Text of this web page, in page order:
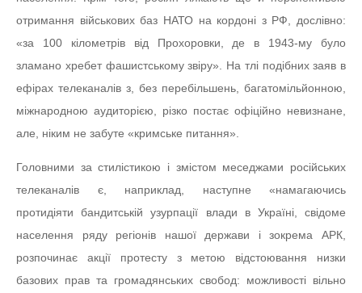
отримання військових баз НАТО на кордоні з РФ, дослівно:
«за 100 кілометрів від Прохоровки, де в 1943-му було
зламано хребет фашистському звіру». На тлі подібних заяв в
ефірах телеканалів з, без перебільшень, багатомільйонною,
міжнародною аудиторією, різко постає офіційно невизнане,
але, ніким не забуте «кримське питання».
Головними за стилістикою і змістом меседжами російських
телеканалів є, наприклад, наступне «намагаючись
протидіяти бандитській узурпації влади в Україні, свідоме
населення ряду регіонів нашої держави і зокрема АРК,
розпочинає акції протесту з метою відстоювання низки
базових прав та громадянських свобод: можливості вільно